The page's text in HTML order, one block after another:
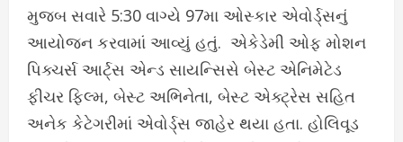
મુજબ સવારે 5:30 વાગ્યે 97મા ઓસ્કાર એવોર્ડ્સનું
આયોજન કરવામાં આવ્યું હતું. એકેડેમી ઓફ મોશન
પિક્ચર્સ આર્ટ્સ એન્ડ સાયન્સિસે બેસ્ટ એનિમેટેડ
ફીચર ફિલ્મ, બેસ્ટ અભિનેતા, બેસ્ટ એક્ટ્રેસ સહિત
અનેક કેટેગરીમાં એવોર્ડ્સ જાહેર થયા હતા. હોલિવૂડ